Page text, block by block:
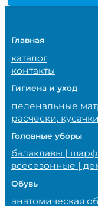
Главная
каталог
контакты
Гигиена и уход
пеленальные
расчески,
Головные уборы
балаклавы |
всесезонные |
Обувь
анатомическая